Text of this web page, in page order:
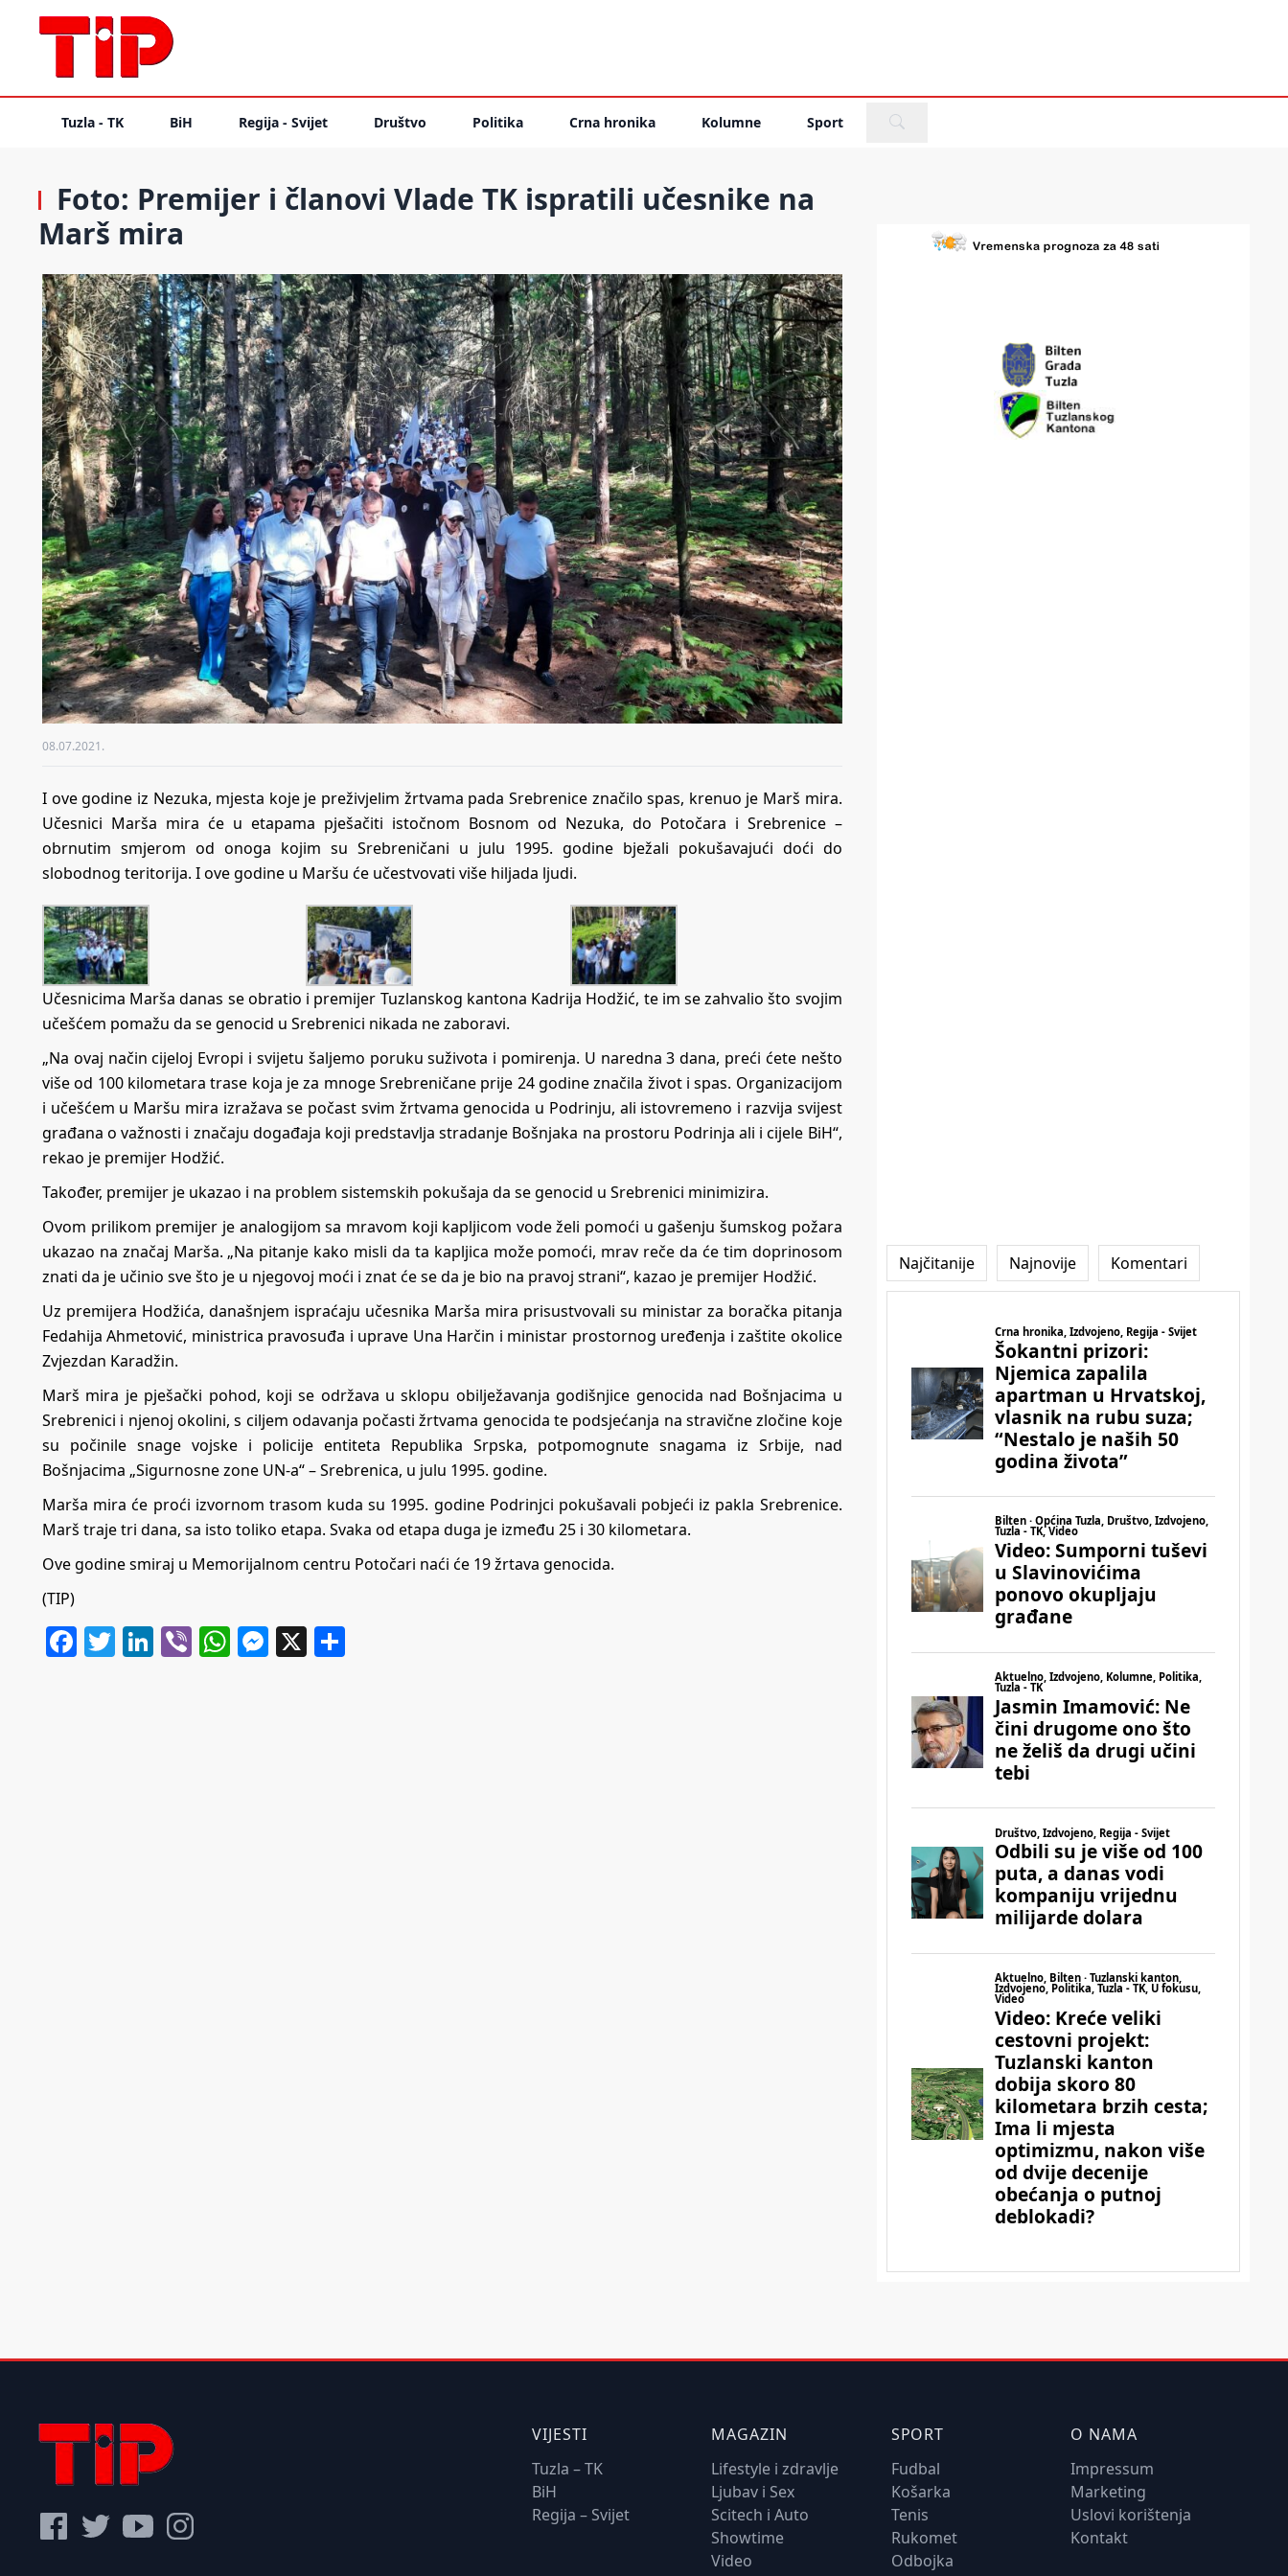
Tuzla - TK BiH Regija - Svijet Društvo Politika Crna hronika Kolumne Sport
Foto: Premijer i članovi Vlade TK ispratili učesnike na
Marš mira
08.07.2021.
I ove godine iz Nezuka, mjesta koje je preživjelim žrtvama pada Srebrenice značilo spas, krenuo je Marš mira.
Učesnici Marša mira će u etapama pješačiti istočnom Bosnom od Nezuka, do Potočara i Srebrenice –
obrnutim smjerom od onoga kojim su Srebreničani u julu 1995. godine bježali pokušavajući doći do
slobodnog teritorija. I ove godine u Maršu će učestvovati više hiljada ljudi.
Učesnicima Marša danas se obratio i premijer Tuzlanskog kantona Kadrija Hodžić, te im se zahvalio što svojim
učešćem pomažu da se genocid u Srebrenici nikada ne zaboravi.
„Na ovaj način cijeloj Evropi i svijetu šaljemo poruku suživota i pomirenja. U naredna 3 dana, preći ćete nešto
više od 100 kilometara trase koja je za mnoge Srebreničane prije 24 godine značila život i spas. Organizacijom
i učešćem u Maršu mira izražava se počast svim žrtvama genocida u Podrinju, ali istovremeno i razvija svijest
građana o važnosti i značaju događaja koji predstavlja stradanje Bošnjaka na prostoru Podrinja ali i cijele BiH“,
rekao je premijer Hodžić.
Također, premijer je ukazao i na problem sistemskih pokušaja da se genocid u Srebrenici minimizira.
Ovom prilikom premijer je analogijom sa mravom koji kapljicom vode želi pomoći u gašenju šumskog požara
ukazao na značaj Marša. „Na pitanje kako misli da ta kapljica može pomoći, mrav reče da će tim doprinosom
znati da je učinio sve što je u njegovoj moći i znat će se da je bio na pravoj strani“, kazao je premijer Hodžić.
Uz premijera Hodžića, današnjem ispraćaju učesnika Marša mira prisustvovali su ministar za boračka pitanja
Fedahija Ahmetović, ministrica pravosuđa i uprave Una Harčin i ministar prostornog uređenja i zaštite okolice
Zvjezdan Karadžin.
Marš mira je pješački pohod, koji se održava u sklopu obilježavanja godišnjice genocida nad Bošnjacima u
Srebrenici i njenoj okolini, s ciljem odavanja počasti žrtvama genocida te podsjećanja na stravične zločine koje
su počinile snage vojske i policije entiteta Republika Srpska, potpomognute snagama iz Srbije, nad
Bošnjacima „Sigurnosne zone UN-a“ – Srebrenica, u julu 1995. godine.
Marša mira će proći izvornom trasom kuda su 1995. godine Podrinjci pokušavali pobjeći iz pakla Srebrenice.
Marš traje tri dana, sa isto toliko etapa. Svaka od etapa duga je između 25 i 30 kilometara.
Ove godine smiraj u Memorijalnom centru Potočari naći će 19 žrtava genocida.
(TIP)
Facebook
Twitter
LinkedIn
ViberWhatsApp
Messenger
X
Najčitanije Najnovije Komentari
VIJESTI
Tuzla – TK
BiH
Regija – Svijet
MAGAZIN
Lifestyle i zdravlje
Ljubav i Sex
Scitech i Auto
Showtime
Video
SPORT
Fudbal
Košarka
Tenis
Rukomet
Odbojka
O NAMA
Impressum
Marketing
Uslovi korištenja
Kontakt